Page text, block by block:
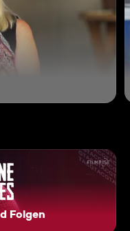
Detectives: Die
Folgen